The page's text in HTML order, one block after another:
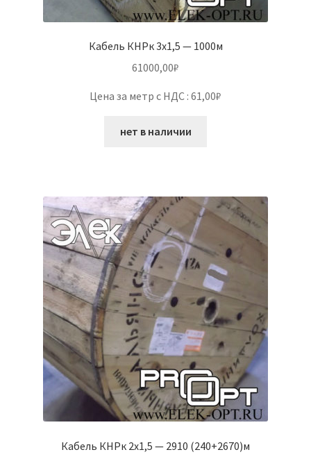
Кабель КНРк 3х1,5 — 1000м
61000,00₽
Цена за метр с НДС : 61,00₽
нет в наличии
Кабель КНРк 2х1,5 — 2910 (240+2670)м